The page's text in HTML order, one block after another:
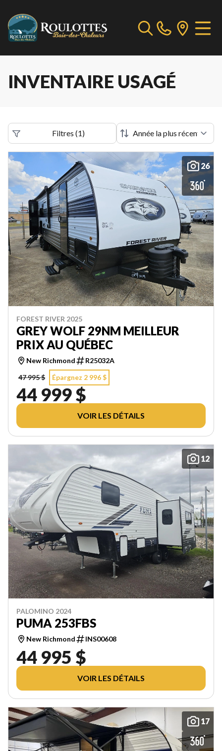
INVENTAIRE USAGÉ
Filtres (1)
26
FOREST RIVER 2025
GREY WOLF 29NM MEILLEUR
PRIX AU QUÉBEC
New Richmond
R25032A
47 995 $
Épargnez 2 996 $
44 999 $
VOIR LES DÉTAILS
12
PALOMINO 2024
PUMA 253FBS
New Richmond INS00608
44 995 $
VOIR LES DÉTAILS
17